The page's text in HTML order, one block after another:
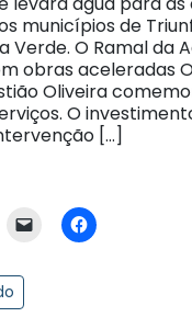
municípios de
Verde. O Ramal da
obras aceleradas
Oliveira
O
[…]